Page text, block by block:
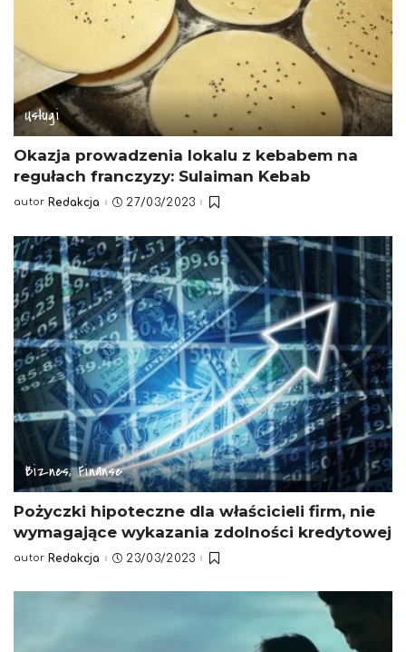
Usługi
Okazja prowadzenia lokalu z kebabem na
regułach franczyzy: Sulaiman Kebab
Posted
autor Redakcja 27/03/2023
Biznes, Finanse
Pożyczki hipoteczne dla właścicieli firm, nie
wymagające wykazania zdolności kredytowej
Posted
autor Redakcja 23/03/2023